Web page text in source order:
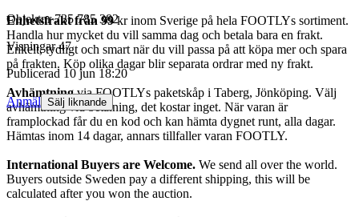
Enhetsfrakt från 99kr inom Sverige på hela FOOTLYs sortiment.
Handla hur mycket du vill samma dag och betala bara en frakt.
Enkelt, tydligt och smart när du vill passa på att köpa mer och spara
på frakten. Köp olika dagar blir separata ordrar med ny frakt.
Avhämtningvia FOOTLYs paketskåp i Taberg, Jönköping. Välj
avhämtning vid betalning, det kostar inget. När varan är
framplockad får du en kod och kan hämta dygnet runt, alla dagar.
Hämtas inom 14 dagar, annars tillfaller varan FOOTLY.
International Buyers are Welcome. We send all over the world.
Buyers outside Sweden pay a different shipping, this will be
calculated after you won the auction.
Objektnr 735 785 382
Visningar 47
Publicerad 10 jun 18:20
Anmäl Sälj liknande